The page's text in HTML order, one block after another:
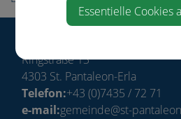
Ringstraße 13
4303 St. Pantaleon-Erla
Telefon:+43 (0)7435 / 72 71
e-mail:gemeinde@st-
Essentielle Cookies